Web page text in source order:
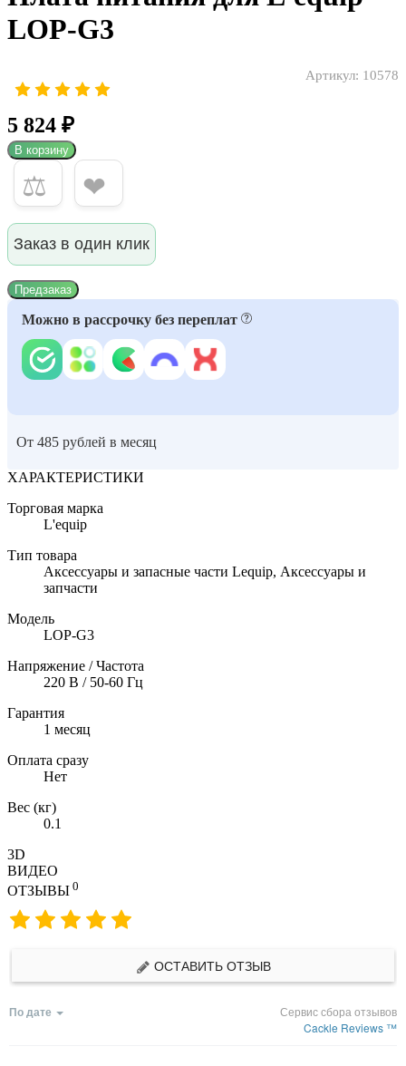
LOP-G3
Артикул: 10578
5 824 ₽
В корзину
⚖ ❤
Заказ в один клик
Предзаказ
Можно в рассрочку без переплат
От 485 рублей в месяц
ХАРАКТЕРИСТИКИ
Торговая марка
L'equip
Тип товара
Аксессуары и запасные части Lequip, Аксессуары и
запчасти
Модель
LOP-G3
Напряжение / Частота
220 В / 50-60 Гц
Гарантия
1 месяц
Оплата сразу
Нет
Вес (кг)
0.1
3D
ВИДЕО
ОТЗЫВЫ 0
ОСТАВИТЬ ОТЗЫВ
По дате
Сервис сбора отзывов
Cackle Reviews ™